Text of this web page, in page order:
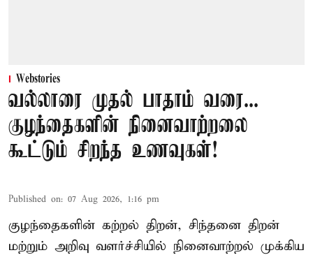
Webstories
வல்லாரை முதல் பாதாம் வரை...
குழந்தைகளின் நினைவாற்றலை
கூட்டும் சிறந்த உணவுகள்!
Published on: 07 Aug 2026, 1:16 pm
குழந்தைகளின் கற்றல் திறன், சிந்தனை திறன்
மற்றும் அறிவு வளர்ச்சியில் நினைவாற்றல் முக்கிய